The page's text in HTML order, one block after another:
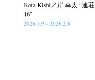
Kota Kishi／岸 幸太 “連荘
16”
2026.1.9 – 2026.2.8